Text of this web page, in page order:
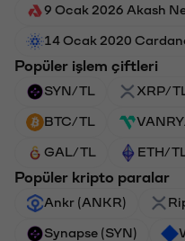
9 Ocak 2026 Akash
14 Ocak 2020
Popüler işlem çiftleri
SYN/TL XRP/TL
BTC/TL
GAL/TL ETH/TL
Popüler kripto paralar
Ankr (ANKR)
Synapse (SYN)